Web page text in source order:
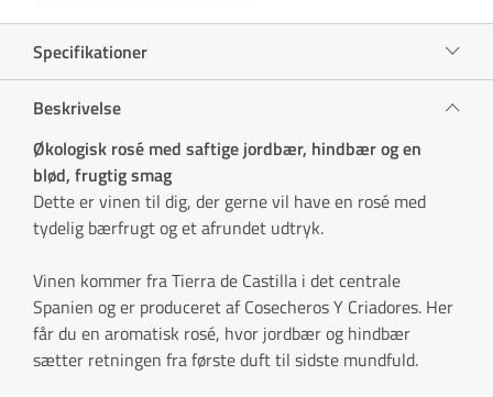
Specifikationer
Beskrivelse
Økologisk rosé med saftige jordbær, hindbær og en
blød, frugtig smag
Dette er vinen til dig, der gerne vil have en rosé med
tydelig bærfrugt og et afrundet udtryk.
Vinen kommer fra Tierra de Castilla i det centrale
Spanien og er produceret af Cosecheros Y Criadores. Her
får du en aromatisk rosé, hvor jordbær og hindbær
sætter retningen fra første duft til sidste mundfuld.